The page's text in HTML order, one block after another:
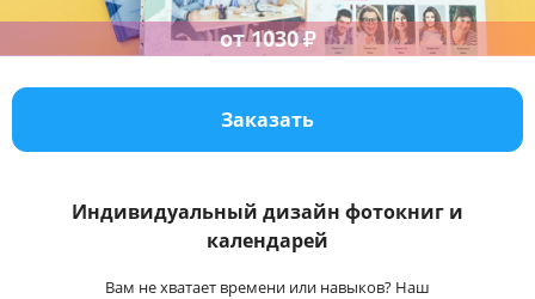
Багетная мастерская
Услуги и сервис
Магазин
Заказать
от1030₽
Индивидуальный дизайн фотокниг и
календарей
Вам не хватает времени или навыков? Наш